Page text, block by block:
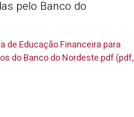
pelo Banco do
de Educação Financeira para
do Banco do Nordeste.pdf (pdf,